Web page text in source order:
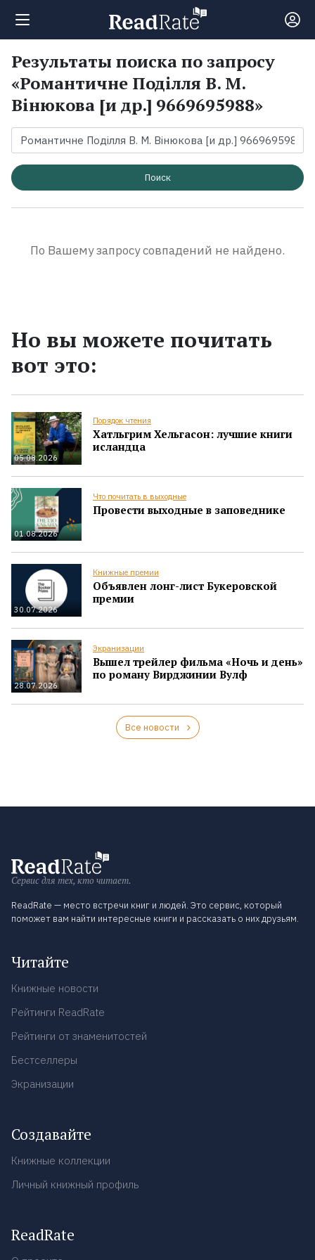
Поиск
Новости
Рейтинги
Экранизации
Результаты поиска по запросу
«Романтичне Поділля В. М.
Вінюкова [и др.] 9669695988»
Поиск
По Вашему запросу совпадений не найдено.
Но вы можете почитать
вот это:
05.08.2026
Порядок чтения
Хатльгрим Хельгасон: лучшие книги
исландца
01.08.2026
Что почитать в выходные
Провести выходные в заповеднике
30.07.2026
Книжные премии
Объявлен лонг-лист Букеровской
премии
28.07.2026
Экранизации
Вышел трейлер фильма «Ночь и день»
по роману Вирджинии Вулф
Все новости
Сервис для тех, кто читает.
ReadRate — место встречи книг и людей. Это сервис, который
поможет вам найти интересные книги и рассказать о них друзьям.
Читайте
Книжные новости
Рейтинги ReadRate
Рейтинги от знаменитостей
Бестселлеры
Экранизации
Создавайте
Книжные коллекции
Личный книжный профиль
ReadRate